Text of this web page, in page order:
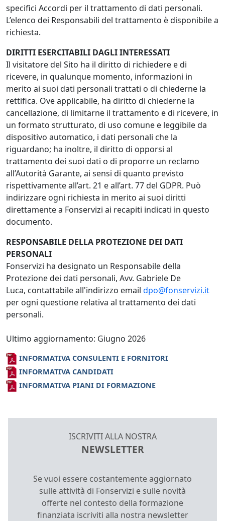
specifici Accordi per il trattamento di dati personali.
L’elenco dei Responsabili del trattamento è disponibile a
richiesta.
DIRITTI ESERCITABILI DAGLI INTERESSATI
Il visitatore del Sito ha il diritto di richiedere e di
ricevere, in qualunque momento, informazioni in
merito ai suoi dati personali trattati o di chiederne la
rettifica. Ove applicabile, ha diritto di chiederne la
cancellazione, di limitarne il trattamento e di ricevere, in
un formato strutturato, di uso comune e leggibile da
dispositivo automatico, i dati personali che la
riguardano; ha inoltre, il diritto di opporsi al
trattamento dei suoi dati o di proporre un reclamo
all’Autorità Garante, ai sensi di quanto previsto
rispettivamente all’art. 21 e all’art. 77 del GDPR. Può
indirizzare ogni richiesta in merito ai suoi diritti
direttamente a Fonservizi ai recapiti indicati in questo
documento.
RESPONSABILE DELLA PROTEZIONE DEI DATI
PERSONALI
Fonservizi ha designato un Responsabile della
Protezione dei dati personali, Avv. Gabriele De
Luca, contattabile all'indirizzo email dpo@fonservizi.it
per ogni questione relativa al trattamento dei dati
personali.
Ultimo aggiornamento: Giugno 2026
INFORMATIVA CONSULENTI E FORNITORI
INFORMATIVA CANDIDATI
INFORMATIVA PIANI DI FORMAZIONE
ISCRIVITI ALLA NOSTRA
NEWSLETTER
Se vuoi essere costantemente aggiornato
sulle attività di Fonservizi e sulle novità
offerte nel contesto della formazione
finanziata iscriviti alla nostra newsletter